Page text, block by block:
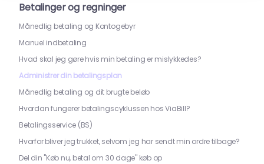
Betalinger og regninger
Månedlig betaling og Kontogebyr
Manuel indbetaling
Hvad skal jeg gøre hvis min betaling er mislykkedes?
Administrer din betalingsplan
Månedlig betaling og dit brugte beløb
Hvordan fungerer betalingscyklussen hos ViaBill?
Betalingsservice (BS)
Hvorfor bliver jeg trukket, selvom jeg har sendt min ordre tilbage?
Del din "Køb nu, betal om 30 dage" køb op